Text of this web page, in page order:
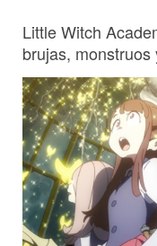
Little Witch
brujas,